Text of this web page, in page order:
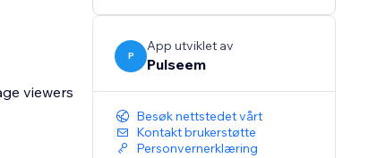
P
App utviklet av
Pulseem
Besøk nettstedet vårt
Kontakt brukerstøtte
Personvernerklæring